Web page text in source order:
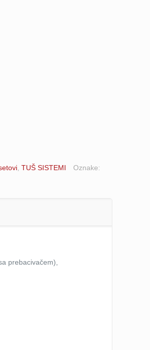
TUŠ SISTEMI Oznake:
prebacivačem),